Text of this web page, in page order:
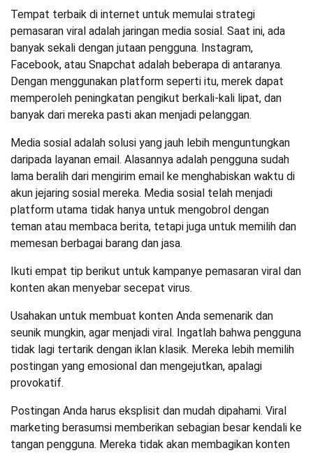
Tempat terbaik di internet untuk memulai strategi
pemasaran viral adalah jaringan media sosial. Saat ini, ada
banyak sekali dengan jutaan pengguna. Instagram,
Facebook, atau Snapchat adalah beberapa di antaranya.
Dengan menggunakan platform seperti itu, merek dapat
memperoleh peningkatan pengikut berkali-kali lipat, dan
banyak dari mereka pasti akan menjadi pelanggan.
Media sosial adalah solusi yang jauh lebih menguntungkan
daripada layanan email. Alasannya adalah pengguna sudah
lama beralih dari mengirim email ke menghabiskan waktu di
akun jejaring sosial mereka. Media sosial telah menjadi
platform utama tidak hanya untuk mengobrol dengan
teman atau membaca berita, tetapi juga untuk memilih dan
memesan berbagai barang dan jasa.
Ikuti empat tip berikut untuk kampanye pemasaran viral dan
konten akan menyebar secepat virus.
Usahakan untuk membuat konten Anda semenarik dan
seunik mungkin, agar menjadi viral. Ingatlah bahwa pengguna
tidak lagi tertarik dengan iklan klasik. Mereka lebih memilih
postingan yang emosional dan mengejutkan, apalagi
provokatif.
Postingan Anda harus eksplisit dan mudah dipahami. Viral
marketing berasumsi memberikan sebagian besar kendali ke
tangan pengguna. Mereka tidak akan membagikan konten